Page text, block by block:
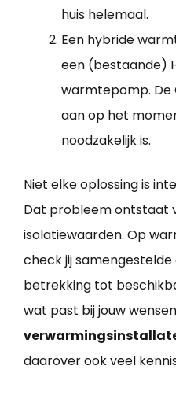
huis helemaal.
Een hybride
een (bestaande)
warmtepomp.
aan op het
noodzakelijk is.
Niet elke oplossing is
Dat probleem ontstaat
isolatiewaarden. Op
check jij
betrekking tot
wat past bij jouw
daarover ook veel